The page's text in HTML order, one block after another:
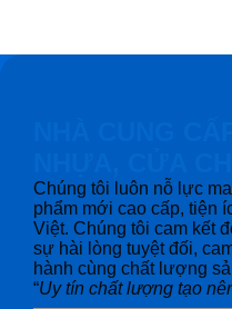
Chúng tôi luôn nỗ lực
phẩm mới cao cấp, tiện
Việt. Chúng tôi cam kết
sự hài lòng tuyệt đối,
hành cùng chất lượng
“Uy tín chất lượng tạo